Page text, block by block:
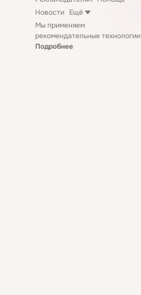
Новости Ещё
Мы применяем
рекомендательные технологии
Подробнее